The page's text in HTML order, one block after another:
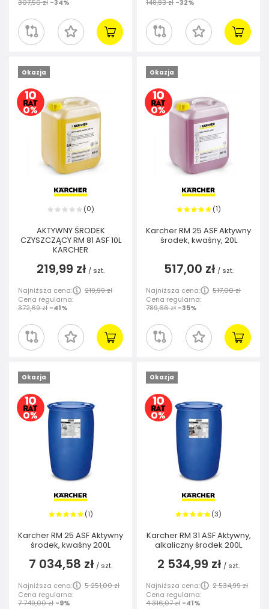
307,50 zł -34%
148,83 zł -32%
Okazja
(0)
AKTYWNY ŚRODEK
CZYSZCZĄCY RM 81 ASF 10L
KARCHER
219,99 zł / szt.
Najniższa cena:
219,99 zł
Cena regularna:
372,69 zł -41%
Okazja
(1)
Karcher RM 25 ASF Aktywny
środek, kwaśny, 20L
517,00 zł / szt.
Najniższa cena:
517,00 zł
Cena regularna:
789,66 zł -35%
Okazja
(1)
Karcher RM 25 ASF Aktywny
środek, kwaśny 200L
7 034,58 zł / szt.
Najniższa cena:
5 251,00 zł
Cena regularna:
7 749,00 zł -9%
Okazja
(3)
Karcher RM 31 ASF Aktywny,
alkaliczny środek 200L
2 534,99 zł / szt.
Najniższa cena:
2 534,99 zł
Cena regularna:
4 316,07 zł -41%